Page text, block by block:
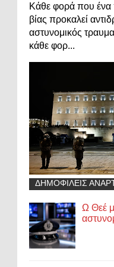
Κάθε φορά που ένα
βίας προκαλεί
αστυνομικός
κάθε φορ...
ΔΗΜΟΦΙΛΕΙΣ
Ω Θεέ